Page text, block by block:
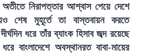
নিরাপত্তার আশ্বাস পেয়ে দেশে
শেষ মুহূর্তে তা বাস্তবায়ন করতে
ধরে তাঁর ব্যাংক হিসাব জব্দ রয়েছে
বাংলাদেশে অবস্থানরত বাবা-মায়ের